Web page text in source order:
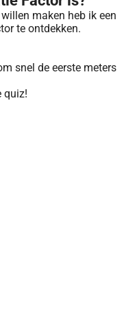
maken heb ik een
te ontdekken.
snel de eerste meters
quiz!